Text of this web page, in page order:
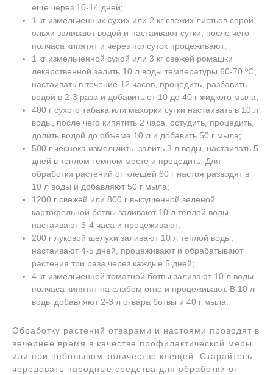
еще через 10-14 дней;
1 кг измельченных сухих или 2 кг свежих листьев серой
ольхи заливают водой и настаивают сутки, после чего
полчаса кипятят и через полсуток процеживают;
1 кг измельченной сухой или 3 кг свежей ромашки
лекарственной залить 10 л воды температуры 60-70 ºC,
настаивать в течение 12 часов, процедить, разбавить
водой в 2-3 раза и добавить от 10 до 40 г жидкого мыла;
400 г сухого табака или махорки сутки настаивать в 10 л
воды, после чего кипятить 2 часа, остудить, процедить,
долить водой до объема 10 л и добавить 50 г мыла;
500 г чеснока измельчить, залить 3 л воды, настаивать 5
дней в теплом темном месте и процедить. Для
обработки растений от клещей 60 г настоя разводят в
10 л воды и добавляют 50 г мыла;
1200 г свежей или 800 г высушенной зеленой
картофельной ботвы заливают 10 л теплой воды,
настаивают 3-4 часа и процеживают;
200 г луковой шелухи заливают 10 л теплой воды,
настаивают 4-5 дней, процеживают и обрабатывают
растения три раза через каждые 5 дней;
4 кг измельченной томатной ботвы заливают 10 л воды,
полчаса кипятят на слабом огне и процеживают. В 10 л
воды добавляют 2-3 л отвара ботвы и 40 г мыла.
Обработку растений отварами и настоями проводят в
вечернее время в качестве профилактической меры
или при небольшом количестве клещей. Старайтесь
чередовать народные средства для обработки от